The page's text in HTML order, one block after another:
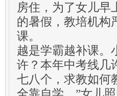
房住，为了女儿早
的暑假，教培机构
课。
越是学霸越补课。
许？本年中考线几
七八个，求教如何